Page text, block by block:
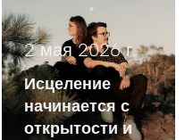
2 мая 2026 г.
Исцеление
начинается с
открытости и